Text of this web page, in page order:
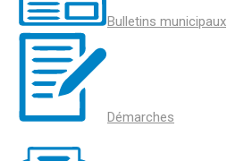
Bulletins municipaux
Démarches